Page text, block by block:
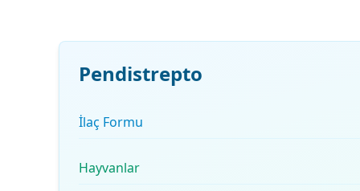
Pendistrepto
İlaç Formu
Hayvanlar